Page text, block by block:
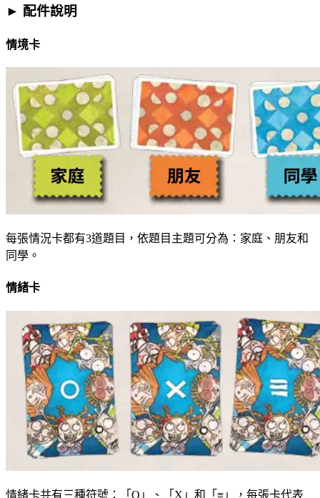
► 配件說明
情境卡
每張情況卡都有3道題目，依題目主題可分為：家庭、朋友和
同學。
情緒卡
情緒卡共有三種符號：「O」、「X」和「≡」，每張卡代表